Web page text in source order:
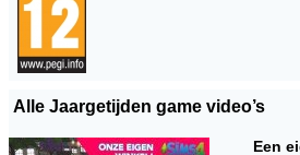
Alle Jaargetijden game video’s
Een